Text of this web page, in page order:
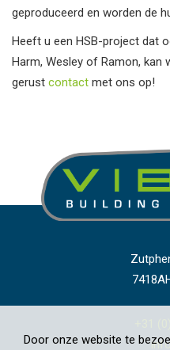
Door onze website te
geproduceerd en worden de
Heeft u een HSB-project dat
Harm, Wesley of Ramon, kan
gerust contact met ons op!